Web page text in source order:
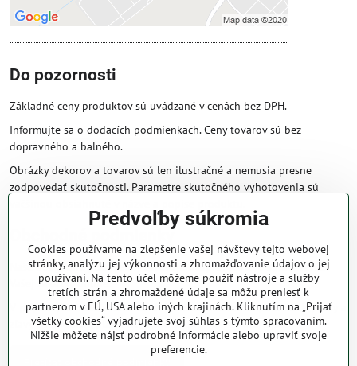
Do pozornosti
Základné ceny produktov sú uvádzané v cenách bez DPH.
Informujte sa o dodacích podmienkach. Ceny tovarov sú bez
dopravného a balného.
Obrázky dekorov a tovarov sú len ilustračné a nemusia presne
zodpovedať skutočnosti. Parametre skutočného vyhotovenia sú
Obchodné podmienky
Naše obchodné podmienky zaručujú bezproblémové spracovanie
Vašej zakázky online.
V prípade, že máte s nami už dojednané obchodné podmienky, ceny a
zľavy z minulosti, platia tie, ktoré sú pre Vás výhodnejšie.
Predvoľby súkromia
Cookies používame na zlepšenie vašej návštevy tejto webovej
stránky, analýzu jej výkonnosti a zhromažďovanie údajov o jej
používaní. Na tento účel môžeme použiť nástroje a služby
tretích strán a zhromaždené údaje sa môžu preniesť k
partnerom v EÚ, USA alebo iných krajinách. Kliknutím na „Prijať
všetky cookies“ vyjadrujete svoj súhlas s týmto spracovaním.
Nižšie môžete nájsť podrobné informácie alebo upraviť svoje
preferencie.